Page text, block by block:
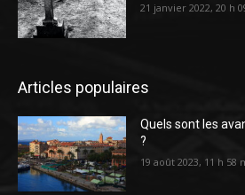
21 janvier 2022, 20 h
Articles populaires
Quels sont les
?
19 août 2023, 11 h 58